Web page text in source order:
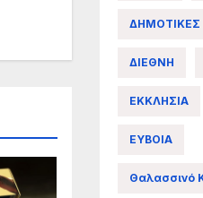
ΔΗΜΟΤΙΚΕΣ
ΔΙΕΘΝΗ
ΕΚΚΛΗΣΙΑ
ΕΥΒΟΙΑ
Θαλασσινό